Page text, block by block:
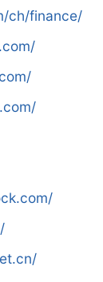
ch/finance/